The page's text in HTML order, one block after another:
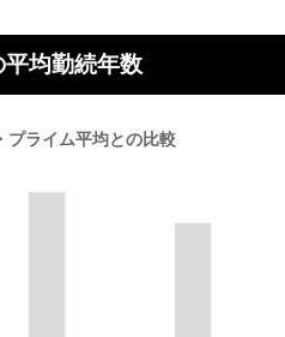
均勤続年数